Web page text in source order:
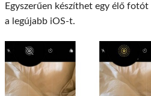
Egyszerűen készíthet egy élő
a legújabb iOS-t.